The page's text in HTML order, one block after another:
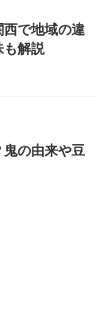
で地域の違
も解説
の由来や豆